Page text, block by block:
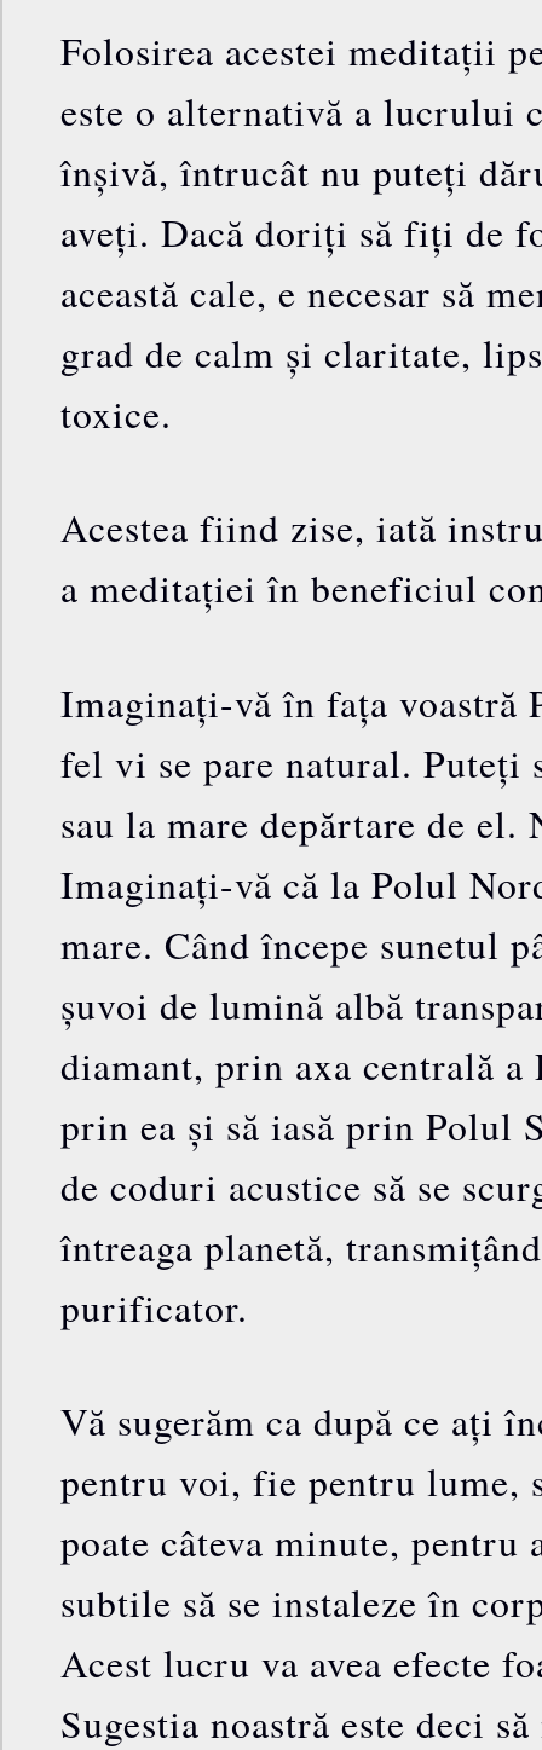
Folosirea acestei meditații
este o alternativă a lucrului
înșivă, întrucât nu puteți
aveți. Dacă doriți să fiți de
această cale, e necesar să
grad de calm și claritate,
toxice.
Acestea fiind zise, iată
a meditației în beneficiul
Imaginați-vă în fața voastră
fel vi se pare natural. Puteți
sau la mare depărtare de el.
Imaginați-vă că la Polul
mare. Când începe sunetul
șuvoi de lumină albă
diamant, prin axa centrală a
prin ea și să iasă prin Polul
de coduri acustice să se
întreaga planetă,
purificator.
Vă sugerăm ca după ce ați
pentru voi, fie pentru lume,
poate câteva minute, pentru
subtile să se instaleze în
Acest lucru va avea efecte
Sugestia noastră este deci